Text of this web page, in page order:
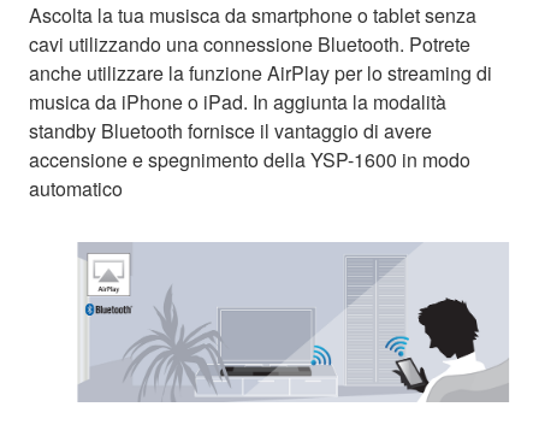
Ascolta la tua musisca da smartphone o tablet senza
cavi utilizzando una connessione Bluetooth. Potrete
anche utilizzare la funzione AirPlay per lo streaming di
musica da iPhone o iPad. In aggiunta la modalità
standby Bluetooth fornisce il vantaggio di avere
accensione e spegnimento della YSP-1600 in modo
automatico